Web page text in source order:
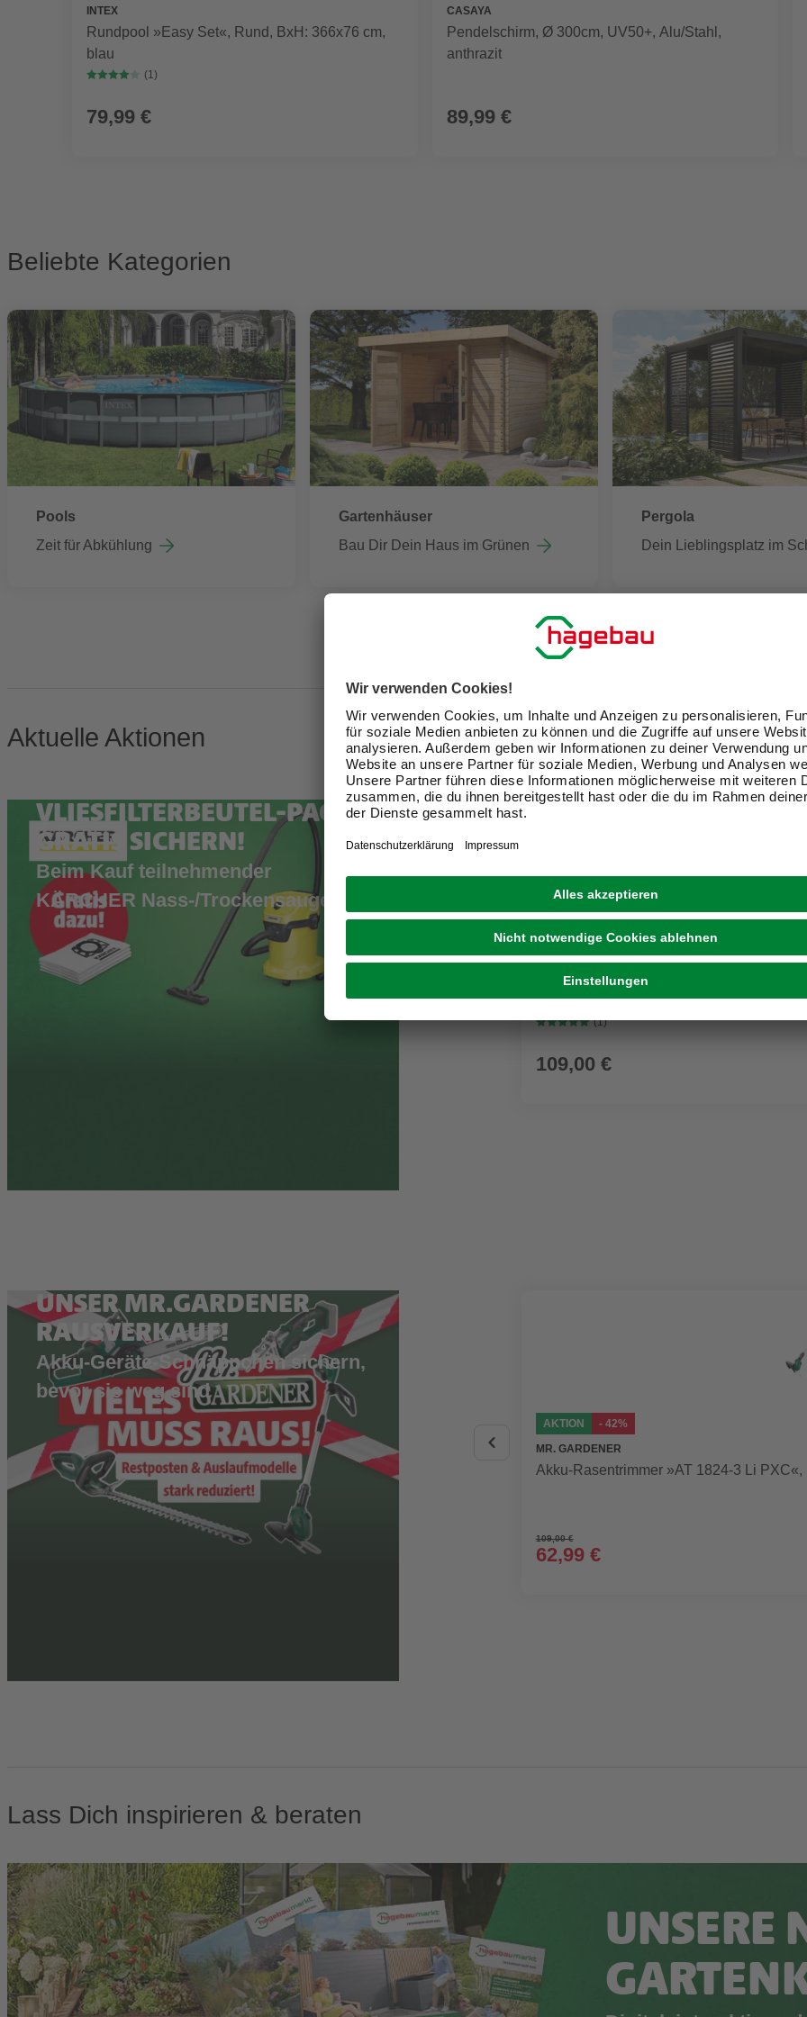
INTEX
Rundpool »Easy Set«, Rund, BxH: 366x76 cm,
blau
(1)
79,99 €
CASAYA
Pendelschirm, Ø 300cm, UV50+, Alu/Stahl,
anthrazit
89,99 €
Beliebte Kategorien
Pools
Zeit für Abkühlung
Gartenhäuser
Bau Dir Dein Haus im Grünen
Pergola
Dein Lieblingsplatz im
Aktuelle Aktionen
VLIESFILTERBEUTEL-PACK
GRATIS SICHERN!
Beim Kauf teilnehmender
KÄRCHER Nass-/Trockensauger
GRATIS ZUGABE
KÄRCHER
Nass-/Trockensauger WD 3 P V-17/4/20
Kunststoffbehälter
(1)
109,00 €
UNSER MR.GARDENER
RAUSVERKAUF!
Akku-Geräte-Schnäppchen sichern,
bevor sie weg sind
AKTION
- 42%
MR. GARDENER
Akku-Rasentrimmer »AT 1824-3 Li PXC«,
109,00 €
62,99 €
Lass Dich inspirieren & beraten
UNSERE